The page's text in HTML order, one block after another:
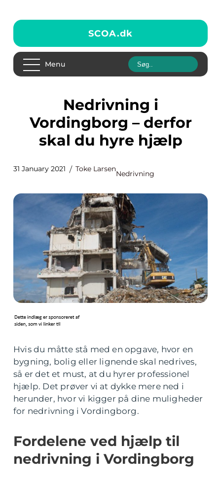
SCOA.dk
Menu
Nedrivning i
Vordingborg – derfor
skal du hyre hjælp
31 January 2021 Toke Larsen
Nedrivning
Hvis du måtte stå med en opgave, hvor en
bygning, bolig eller lignende skal nedrives,
så er det et must, at du hyrer professionel
hjælp. Det prøver vi at dykke mere ned i
herunder, hvor vi kigger på dine muligheder
for nedrivning i Vordingborg.
Fordelene ved hjælp til
nedrivning i Vordingborg